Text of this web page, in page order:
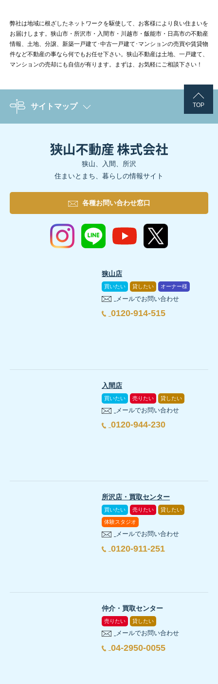
弊社は地域に根ざしたネットワークを駆使して、お客様により良い住まいを
お届けします。狭山市・所沢市・入間市・川越市・飯能市・日高市の不動産
情報、土地、分譲、新築一戸建て･中古一戸建て･マンションの売買や賃貸物
件など不動産の事なら何でもお任せ下さい。狭山不動産は土地、一戸建て、
マンションの売却にも自信が有ります。まずは、お気軽にご相談下さい！
TOP
サイトマップ
狭山、入間、所沢
住まいとまち、暮らしの情報サイト
各種お問い合わせ窓口
狭山店
買いたい 貸したい オーナー様
メールでお問い合わせ
0120-914-515
入間店
買いたい 売りたい 貸したい
メールでお問い合わせ
0120-944-230
所沢店・買取センター
買いたい 売りたい 貸したい
体験スタジオ
メールでお問い合わせ
0120-911-251
仲介・買取センター
売りたい 貸したい
メールでお問い合わせ
04-2950-0055